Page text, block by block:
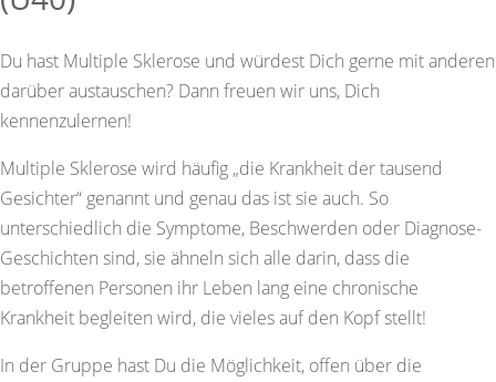
Du hast Multiple Sklerose und würdest Dich gerne mit anderen
darüber austauschen? Dann freuen wir uns, Dich
kennenzulernen!
Multiple Sklerose wird häufig „die Krankheit der tausend
Gesichter“ genannt und genau das ist sie auch. So
unterschiedlich die Symptome, Beschwerden oder Diagnose-
Geschichten sind, sie ähneln sich alle darin, dass die
betroffenen Personen ihr Leben lang eine chronische
Krankheit begleiten wird, die vieles auf den Kopf stellt!
In der Gruppe hast Du die Möglichkeit, offen über die